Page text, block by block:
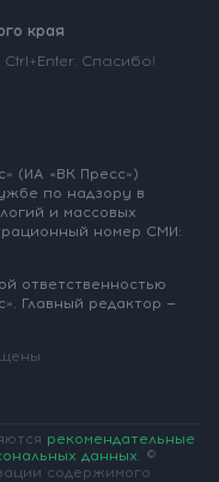
края
Спасибо!
(ИА «ВК Пресс»)
по надзору в
и массовых
номер СМИ:
ответственностью
Главный редактор —
рекомендательные
данных. ©
содержимого